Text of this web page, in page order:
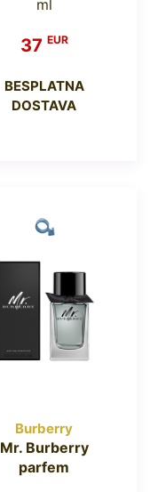
ml
37 EUR
BESPLATNA
DOSTAVA
Burberry
Mr. Burberry
parfem